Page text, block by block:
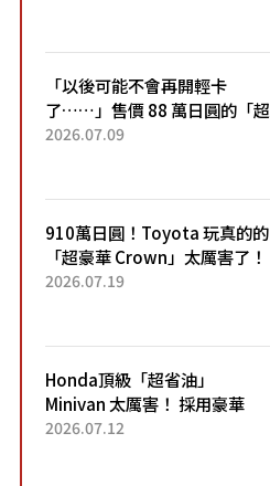
「以後可能不會再開輕卡
了……」售價 88 萬日圓的「超
迷你輕型貨車」引發兩極評
了！...
2026.07.09
910萬日圓！Toyota 玩真的的
「超豪華 Crown」太厲害了！
採用由「匠人技藝」打造的
2026.07.19
Honda頂級「超省油」
Minivan 太厲害！ 採用豪華
「真皮座椅」與專屬「黑色內
2026.07.12